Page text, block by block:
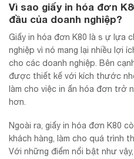
Vì sao giấy in hóa đơn
đầu của doanh nghiệp?
Giấy in hóa đơn K80 là s ự lựa
nghiệp vì nó mang lại nhiều lợi
cho các doanh nghiệp. Bên
được thiết kế với kích thước
làm cho việc in ấn hóa đơn trở
hơn.
Ngoài ra, giấy in hóa đơn K80
khách hàng, làm cho quá trình
Với những điểm nổi bật như